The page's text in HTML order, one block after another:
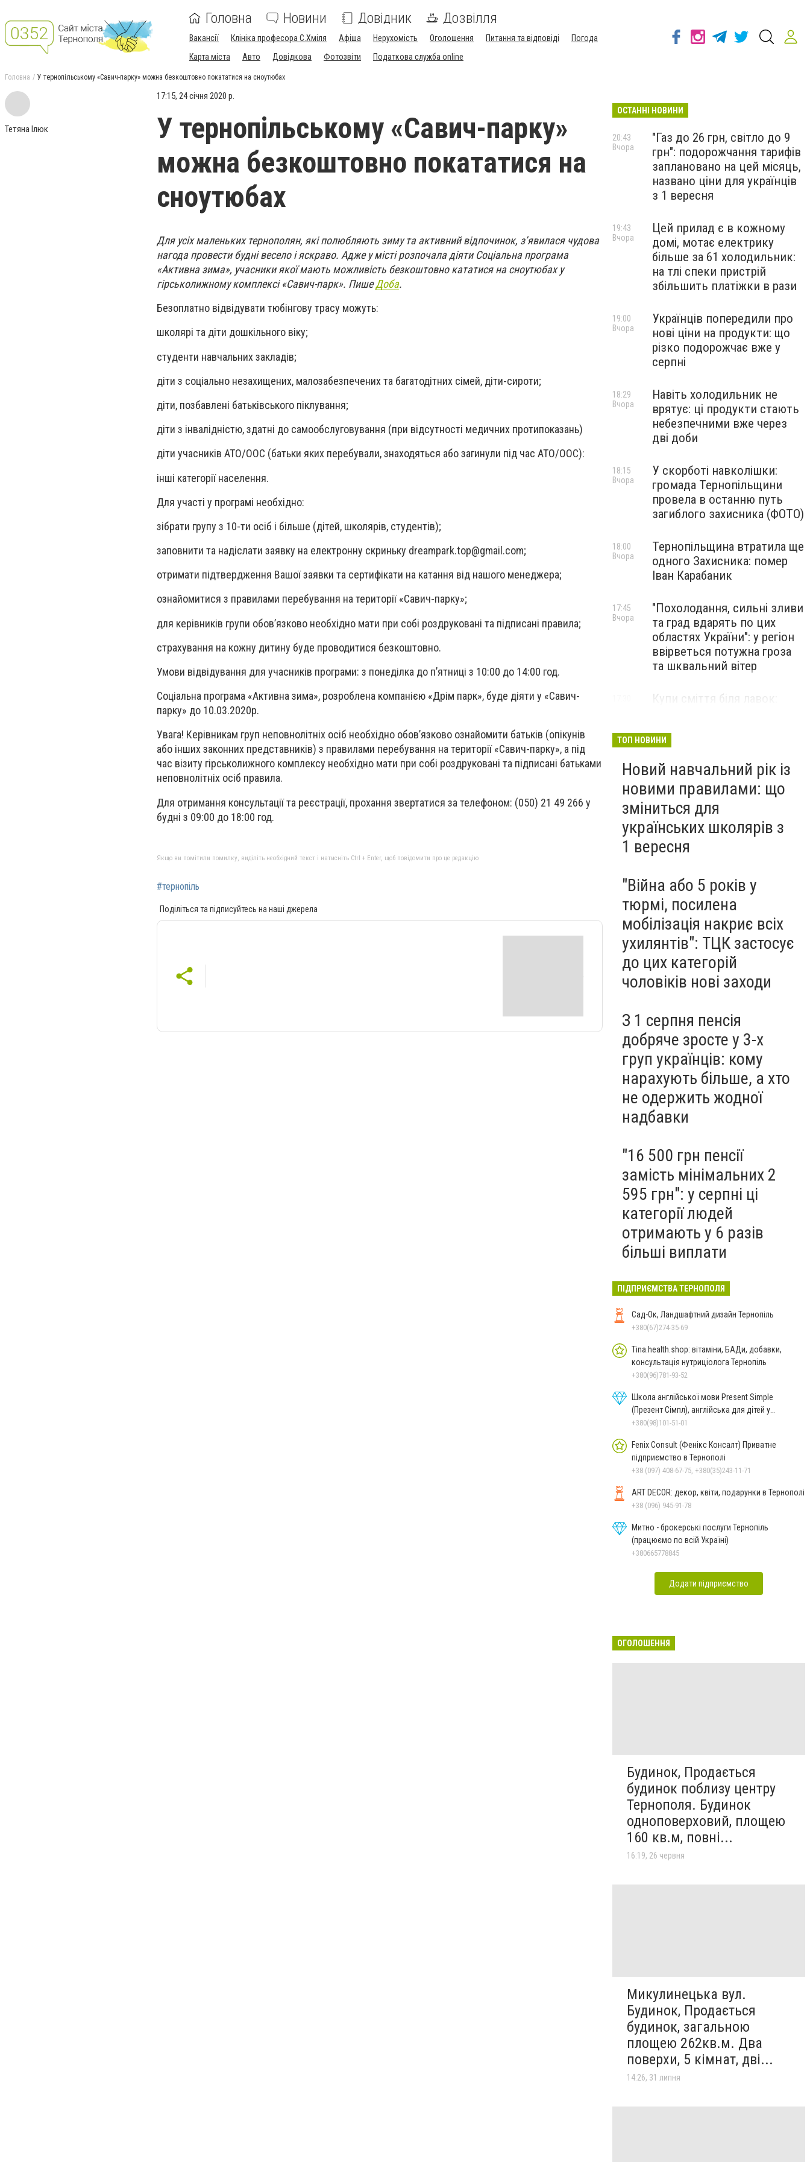
Головна Новини Довідник Дозвілля
Вакансії Клініка професора С.Хміля Афіша Нерухомість Оголошення Питання та відповіді
Погода
Карта міста
Авто Довідкова Фотозвіти Податкова служба online
Головна У тернопільському «Савич-парку» можна безкоштовно покататися на сноутюбах
Тетяна Ілюк
17:15, 24 січня 2020 р.
У тернопільському «Савич-парку»
можна безкоштовно покататися на
сноутюбах
Для усіх маленьких тернополян, які полюбляють зиму та активний відпочинок, з’явилася чудова
нагода провести будні весело і яскраво. Адже у місті розпочала діяти Соціальна програма
«Активна зима», учасники якої мають можливість безкоштовно кататися на сноутюбах у
гірськолижному комплексі «Савич-парк». ПишеДоба.
Безоплатно відвідувати тюбінгову трасу можуть:
школярі та діти дошкільного віку;
студенти навчальних закладів;
діти з соціально незахищених, малозабезпечених та багатодітних сімей, діти-сироти;
діти, позбавлені батьківського піклування;
діти з інвалідністю, здатні до самообслуговування (при відсутності медичних протипоказань)
діти учасників АТО/OOC (батьки яких перебували, знаходяться або загинули під час АТО/OOC):
інші категорії населення.
Для участі у програмі необхідно:
зібрати групу з 10-ти осіб і більше (дітей, школярів, студентів);
заповнити та надіслати заявку на електронну скриньку dreampark.top@gmail.com;
отримати підтвердження Вашої заявки та сертифікати на катання від нашого менеджера;
ознайомитися з правилами перебування на території «Савич-парку»;
для керівників групи обов’язково необхідно мати при собі роздруковані та підписані правила;
страхування на кожну дитину буде проводитися безкоштовно.
Умови відвідування для учасників програми: з понеділка до п’ятниці з 10:00 до 14:00 год.
Соціальна програма «Активна зима», розроблена компанією «Дрім парк», буде діяти у «Савич-
парку» до 10.03.2020р.
Увага! Керівникам груп неповнолітніх осіб необхідно обов’язково ознайомити батьків (опікунів
або інших законних представників) з правилами перебування на території «Савич-парку», а під
час візиту гірськолижного комплексу необхідно мати при собі роздруковані та підписані батьками
неповнолітніх осіб правила.
Для отримання консультації та реєстрації, прохання звертатися за телефоном: (050) 21 49 266 у
будні з 09:00 до 18:00 год.
Якщо ви помітили помилку, виділіть необхідний текст і натисніть Ctrl + Enter, щоб повідомити про це редакцію
#тернопіль
Поділіться та підписуйтесь на наші джерела
ОСТАННІ НОВИНИ
"Газ до 26 грн, світло до 9
грн": подорожчання тарифів
заплановано на цей місяць,
названо ціни для українців
з 1 вересня
20:43
Вчора
Цей прилад є в кожному
домі, мотає електрику
більше за 61 холодильник:
на тлі спеки пристрій
збільшить платіжки в рази
19:43
Вчора
Українців попередили про
нові ціни на продукти: що
різко подорожчає вже у
серпні
19:00
Вчора
Навіть холодильник не
врятує: ці продукти стають
небезпечними вже через
дві доби
18:29
Вчора
У скорботі навколішки:
громада Тернопільщини
провела в останню путь
загиблого захисника (ФОТО)
18:15
Вчора
Тернопільщина втратила ще
одного Захисника: помер
Іван Карабаник
18:00
Вчора
"Похолодання, сильні зливи
та град вдарять по цих
областях України": у регіон
ввірветься потужна гроза
та шквальний вітер
17:45
Вчора
Купи сміття біля лавок:
побаченого у парку (ВІДЕО)
ТОП НОВИНИ
Новий навчальний рік із
новими правилами: що
зміниться для
українських школярів з
1 вересня
"Війна або 5 років у
тюрмі, посилена
мобілізація накриє всіх
ухилянтів": ТЦК застосує
до цих категорій
чоловіків нові заходи
З 1 серпня пенсія
добряче зросте у 3-х
груп українців: кому
нарахують більше, а хто
не одержить жодної
надбавки
"16 500 грн пенсії
замість мінімальних 2
595 грн": у серпні ці
категорії людей
отримають у 6 разів
більші виплати
ПІДПРИЄМСТВА ТЕРНОПОЛЯ
Сад-Ок, Ландшафтний дизайн Тернопіль
+380(67)274-35-69
Tina.health.shop: вітаміни, БАДи, добавки,
консультація нутриціолога Тернопіль
+380(96)781-93-52
Школа англійської мови Present Simple
(Презент Сімпл), англійська для дітей у
Тернополі
+380(98)101-51-01
Fenix Consult (Фенікс Консалт) Приватне
підприємство в Тернополі
+38 (097) 408-67-75, +380(35)243-11-71
ART DECOR: декор, квіти, подарунки в Тернополі
+38 (096) 945-91-78
Митно - брокерські послуги Тернопіль
(працюємо по всій Україні)
+380665778845
Додати підприємство
ОГОЛОШЕННЯ
Будинок, Продається
будинок поблизу центру
Тернополя. Будинок
одноповерховий, площею
160 кв.м, повні...
16:19, 26 червня
Микулинецька вул.
Будинок, Продається
будинок, загальною
площею 262кв.м. Два
поверхи, 5 кімнат, дві...
14:26, 31 липня